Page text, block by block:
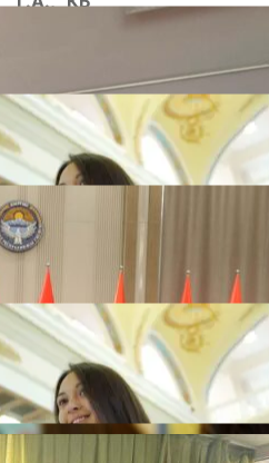
Акыркы жаңылыктар
199 ТРЕНЕР МУГАЛИМ
10.08.2026
ЖОЖДОРГО КАБЫЛ
СТАРТ АЛДЫ
10.08.2026
ГЕНДЕРДИК
ЗОМБУЛУКТАН КОРГОО
07.08.2026